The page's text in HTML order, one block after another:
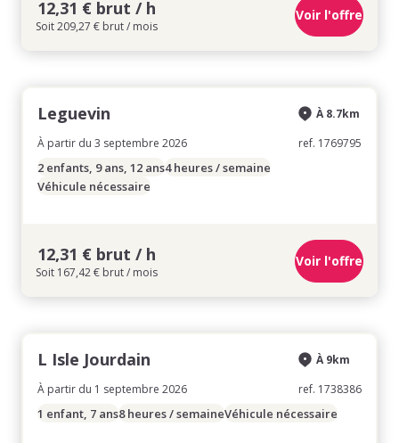
12,31 € brut / h
Soit 209,27 € brut / mois
Voir l'offre
Leguevin
À partir du 3 septembre 2026
À 8.7km
ref. 1769795
2 enfants, 9 ans, 12 ans4 heures / semaine
Véhicule nécessaire
12,31 € brut / h
Soit 167,42 € brut / mois
Voir l'offre
L Isle Jourdain
À partir du 1 septembre 2026
À 9km
ref. 1738386
1 enfant, 7 ans8 heures / semaineVéhicule nécessaire